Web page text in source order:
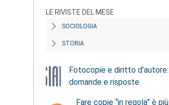
LE RIVISTE DEL MESE
SOCIOLOGIA
STORIA
Fotocopie e diritto d’autore:
domande e risposte
Fare copie “in regola” è più